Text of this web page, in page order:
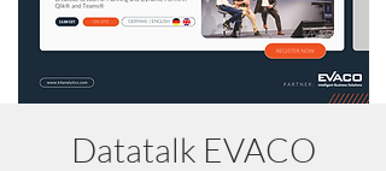
Datatalk EVACO